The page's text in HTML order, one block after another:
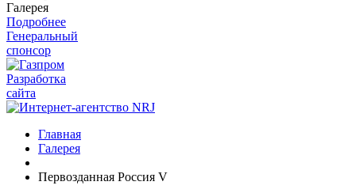
Галерея
Подробнее
Генеральный
спонсор
Разработка
сайта
Главная
Галерея
Первозданная Россия V